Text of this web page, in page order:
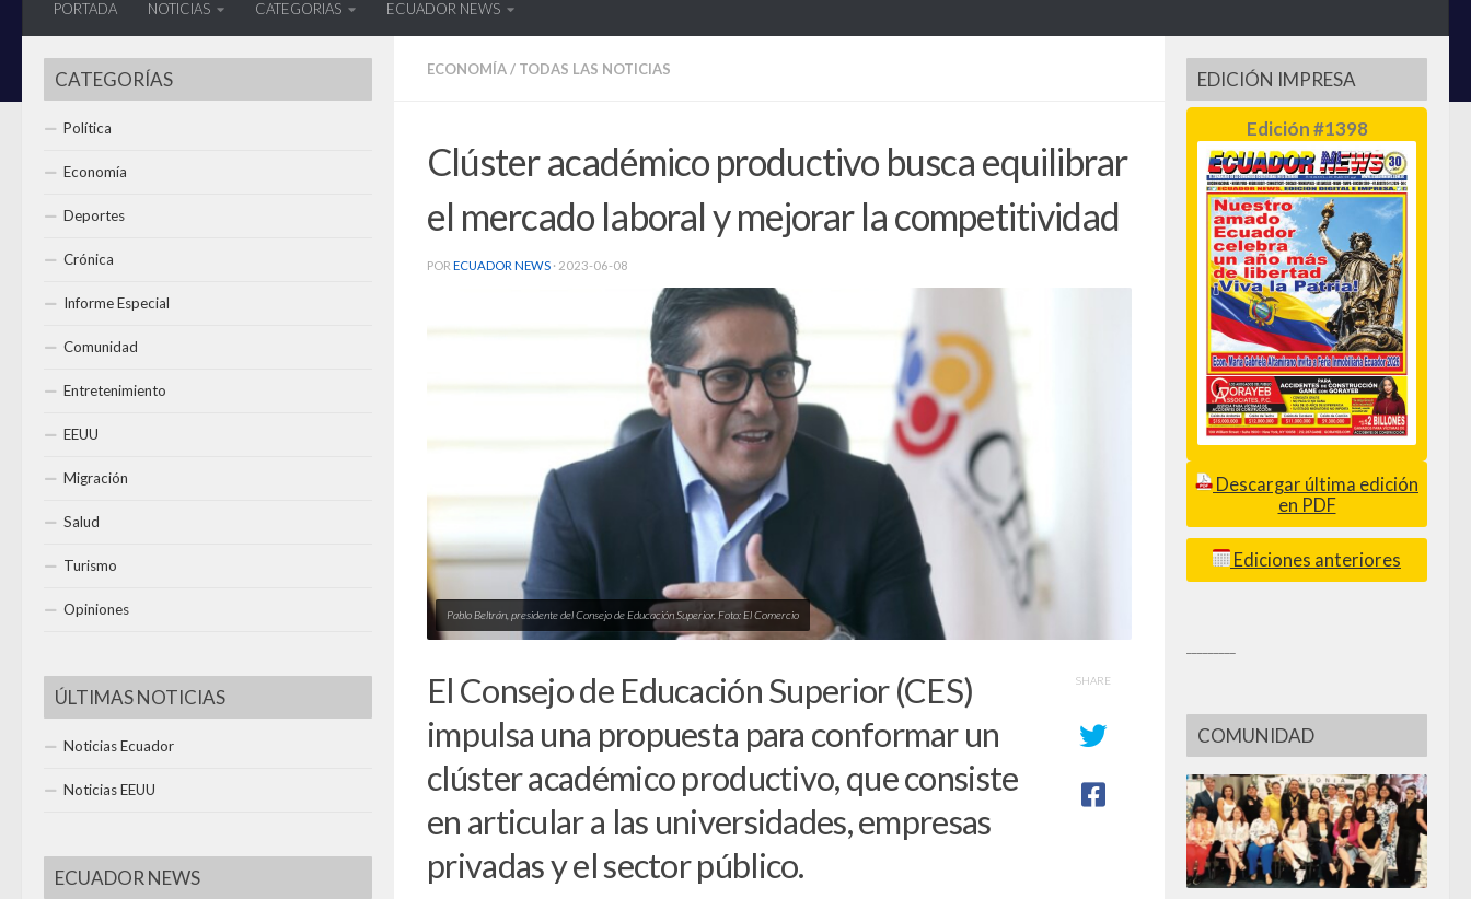
PORTADA NOTICIAS CATEGORIAS ECUADOR NEWS
ECONOMÍA/ TODAS LAS NOTICIAS
Clúster académico productivo busca equilibrar
el mercado laboral y mejorar la competitividad
POR ECUADOR NEWS · 2023-06-08
Pablo Beltrán, presidente del Consejo de Educación Superior. Foto: El Comercio
El Consejo de Educación Superior (CES)
impulsa una propuesta para conformar un
clúster académico productivo, que consiste
en articular a las universidades, empresas
privadas y el sector público.
SHARE
CATEGORÍAS
Política
Economía
Deportes
Crónica
Informe Especial
Comunidad
Entretenimiento
EEUU
Migración
Salud
Turismo
Opiniones
ÚLTIMAS NOTICIAS
Noticias Ecuador
Noticias EEUU
ECUADOR NEWS
EDICIÓN IMPRESA
Edición #1398
Descargar última edición
en PDF
Ediciones anteriores
COMUNIDAD